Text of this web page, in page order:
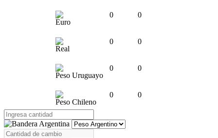
Euro
0 0
Real
0 0
Peso Uruguayo
0 0
Peso Chileno
0 0